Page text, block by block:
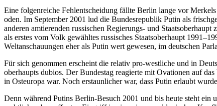
Eine fol­gen­rei­che Fehl­ent­schei­dung fällte Berlin lange vor
oden. Im Sep­tem­ber 2001 lud die Bun­des­re­pu­blik Putin als
anderen amtie­ren­den rus­si­schen Regie­rungs- und
als erstes vom Volk gewähl­tes rus­si­sches Staats­ober­haupt
Welt­an­schau­un­gen eher als Putin wert gewesen, im deut­schen
Für sich genom­men erscheint die relativ pro-west­li­che und in
ober­haupts dubios. Der Bun­des­tag reagierte mit Ova­tio­nen auf
in Ost­eu­ropa war. Noch erstaun­li­cher war, dass Putin erlaubt
Denn während Putins Berlin-Besuch 2001 und bis heute steht